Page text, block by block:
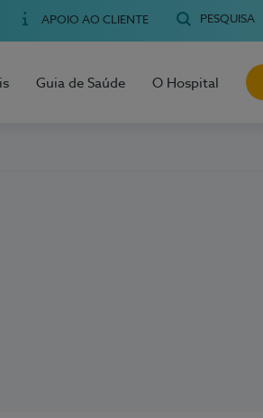
APOIO AO CLIENTE PESQUISA
Guia de Saúde O Hospital